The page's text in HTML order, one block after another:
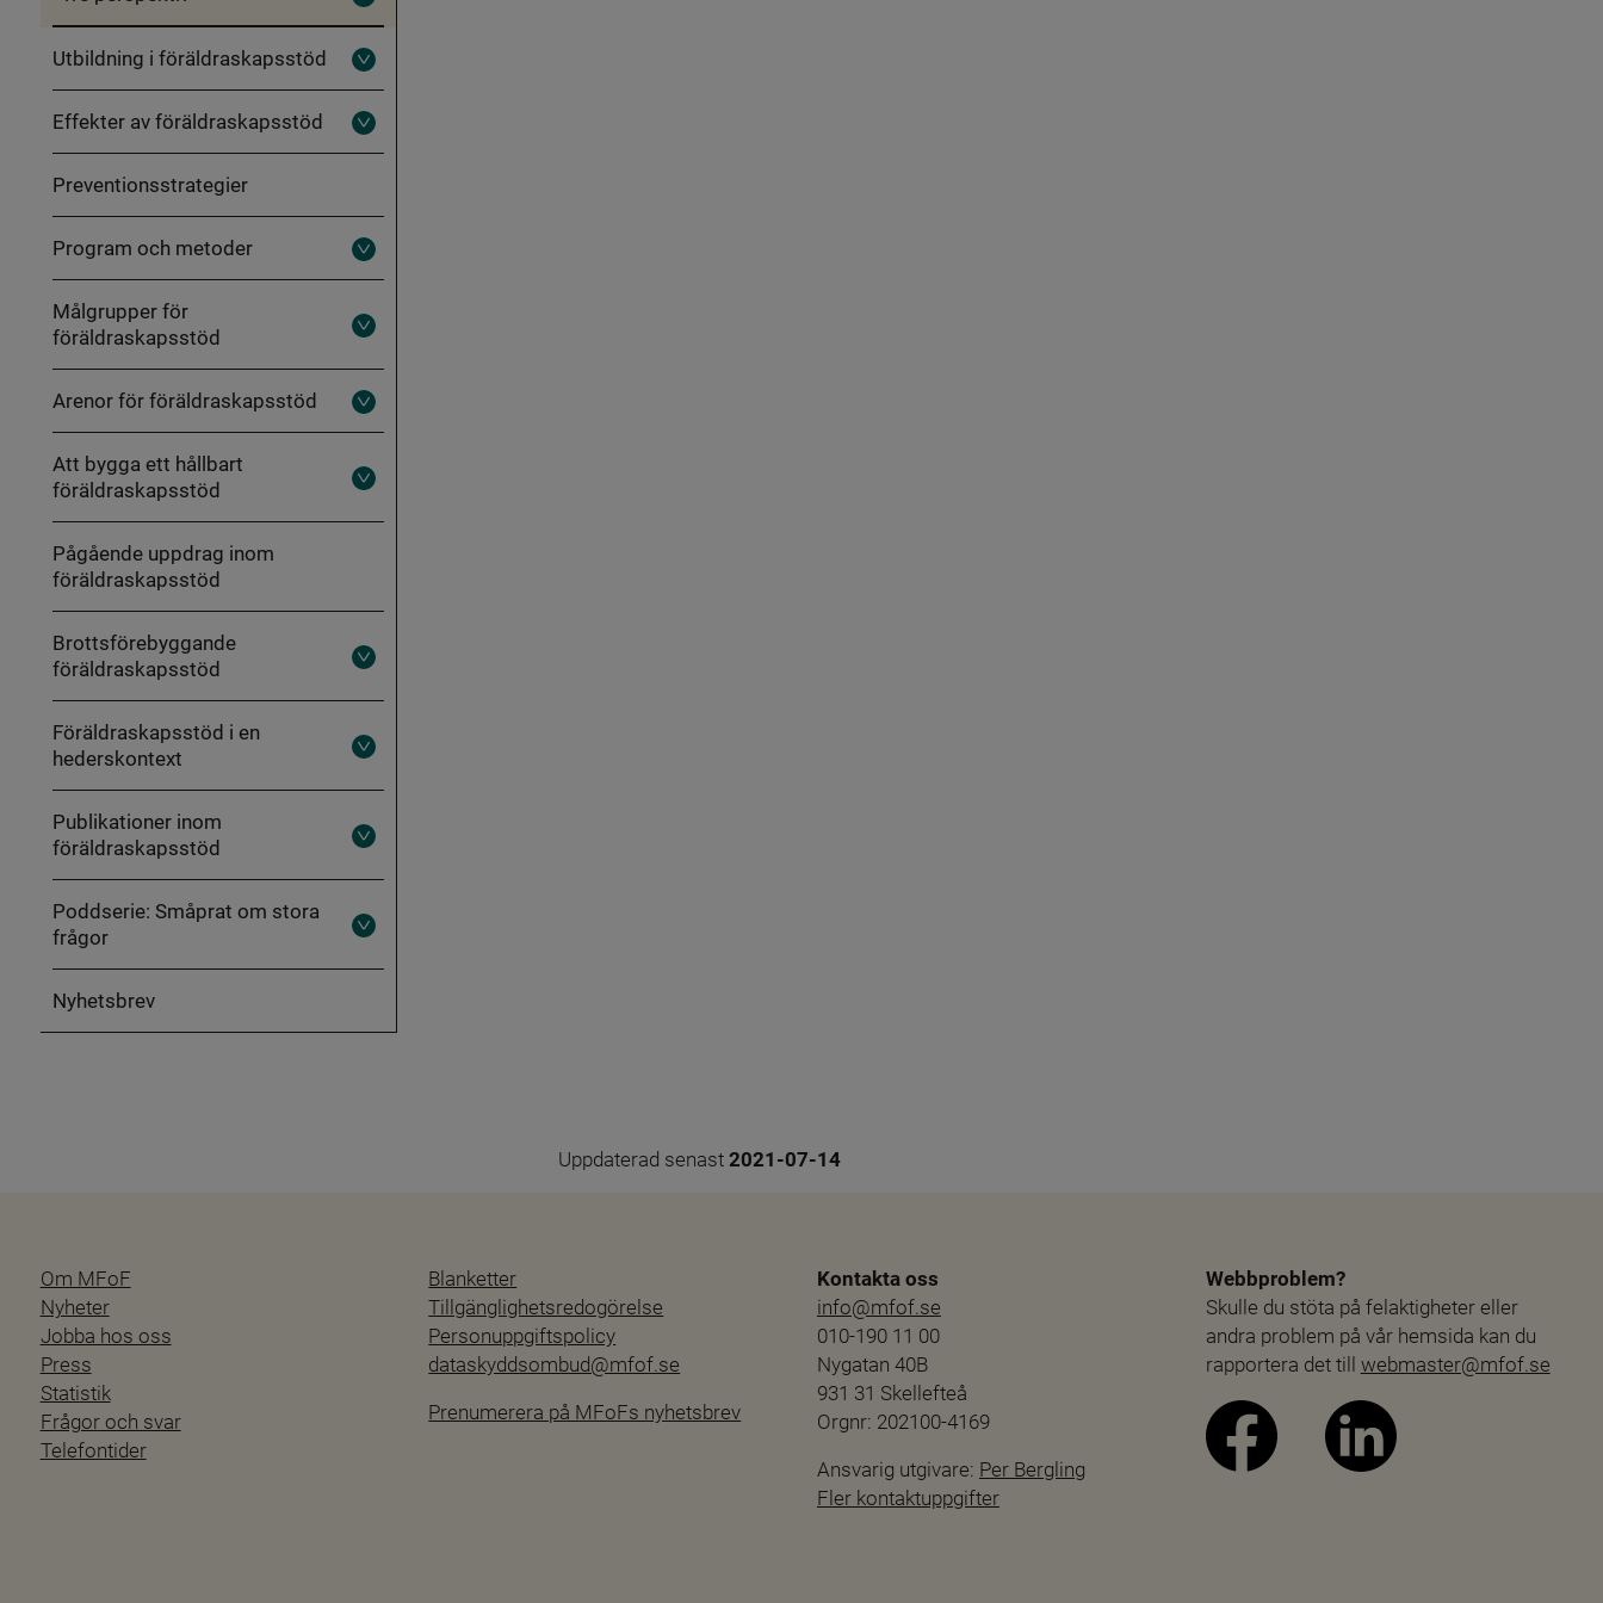
ut
perspektiv
Utbildning i föräldraskapsstöd
Fäll
ut
i
föräldraskapsstöd
Effekter av föräldraskapsstöd
Fäll
ut
Preventionsstrategier
Program och metoder
Fäll
ut
och
metoder
Målgrupper för
föräldraskapsstöd
Fäll
Målgrupper
för
föräldraskapsstöd
Arenor för föräldraskapsstöd
Fäll
ut
för
föräldraskapsstöd
Att bygga ett hållbart
föräldraskapsstöd
Fäll
Att
Pågående uppdrag inom
föräldraskapsstöd
Brottsförebyggande
föräldraskapsstöd
Fäll
Brottsförebyggande
Föräldraskapsstöd i en
hederskontext
Fäll
Föräldraskapsstöd
en
hederskontext
Publikationer inom
föräldraskapsstöd
Fäll
Publikationer
föräldraskapsstöd
Poddserie: Småprat om stora
frågor
Fäll
Poddserie:
Nyhetsbrev
Uppdaterad senast 2021-07-14
Om MFoF
Nyheter
Jobba hos oss
Press
Statistik
Frågor och svar
Telefontider
Blanketter
Tillgänglighetsredogörelse
Personuppgiftspolicy
dataskyddsombud@mfof.se
Prenumerera på MFoFs nyhetsbrev
Kontakta oss
info@mfof.se
010-190 11 00
Nygatan 40B
931 31 Skellefteå
Orgnr: 202100-4169
Ansvarig utgivare: Per Bergling
Fler kontaktuppgifter
Webbproblem?
Skulle du stöta på felaktigheter eller
andra problem på vår hemsida kan du
rapportera det till webmaster@mfof.se